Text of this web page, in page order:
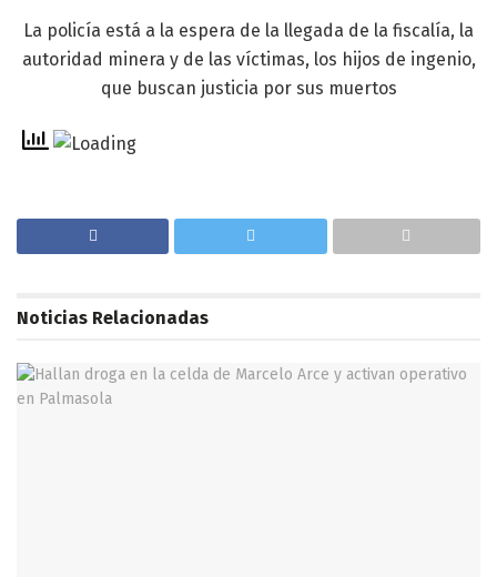
La policía está a la espera de la llegada de la fiscalía, la
autoridad minera y de las víctimas, los hijos de ingenio,
que buscan justicia por sus muertos
Noticias Relacionadas